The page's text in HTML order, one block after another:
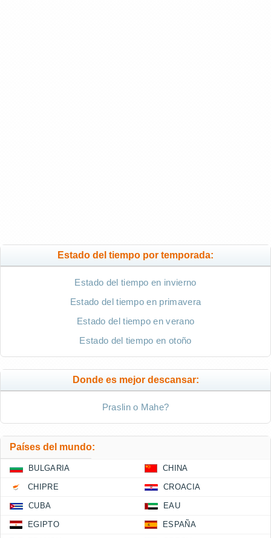
Estado del tiempo por temporada:
Estado del tiempo en invierno
Estado del tiempo en primavera
Estado del tiempo en verano
Estado del tiempo en otoño
Donde es mejor descansar:
Praslin o Mahe?
Países del mundo:
BULGARIA CHINA
CHIPRE CROACIA
CUBA EAU
EGIPTO ESPAÑA